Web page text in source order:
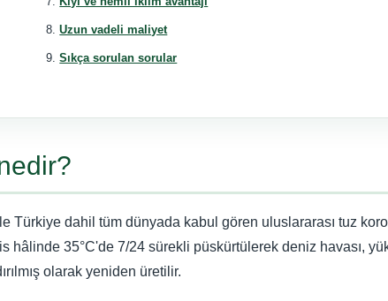
Uzun vadeli maliyet
Sıkça sorulan sorular
Türkiye dahil tüm dünyada kabul gören uluslararası tuz
hâlinde 35°C'de 7/24 sürekli püskürtülerek deniz havası,
olarak yeniden üretilir.